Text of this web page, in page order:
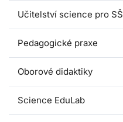
Učitelství science pro SŠ
Pedagogické praxe
Oborové didaktiky
Science EduLab